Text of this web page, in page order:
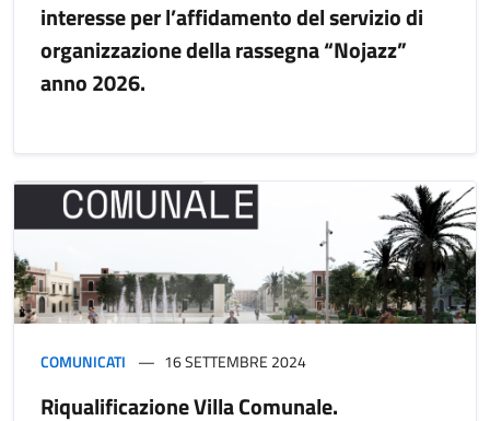
interesse per l’affidamento del servizio di
organizzazione della rassegna “Nojazz”
anno 2026.
COMUNICATI 16 SETTEMBRE 2024
Riqualificazione Villa Comunale.